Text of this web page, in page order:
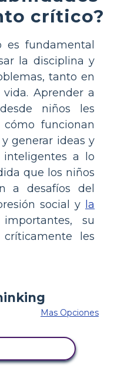
crítico?
es fundamental
la disciplina y
tanto en
Aprender a
niños les
funcionan
generar ideas y
inteligentes a lo
que los niños
a desafíos del
social y la
importantes, su
les
Mas Opciones